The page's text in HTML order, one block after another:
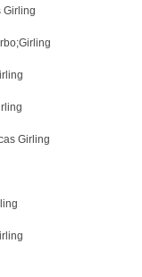
Girling
Girling